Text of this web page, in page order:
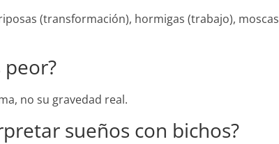
(transformación), hormigas (trabajo), moscas
peor?
no su gravedad real.
sueños con bichos?